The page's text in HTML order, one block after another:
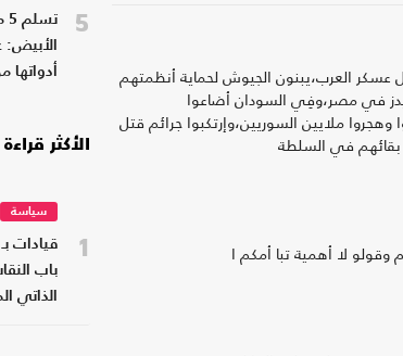
العرب،يبنون الجيوش لحماية أنظمتهم
في مصر،وفِي السودان أضاعوا
ملايين السوريين،وإرتكبوا جرائم قتل
بقائهم في السلطة
لا أهمية تبا أمكم ا
5
الأبيض:
الأكثر
1
سياسة
قيادات
باب
الذاتي